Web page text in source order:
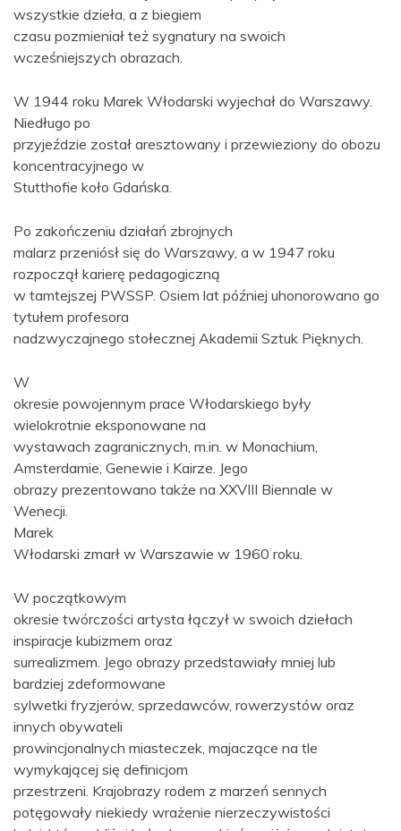
wszystkie dzieła, a z biegiem
czasu pozmieniał też sygnatury na swoich
wcześniejszych obrazach.
W 1944 roku Marek Włodarski wyjechał do Warszawy.
Niedługo po
przyjeździe został aresztowany i przewieziony do obozu
koncentracyjnego w
Stutthofie koło Gdańska.
Po zakończeniu działań zbrojnych
malarz przeniósł się do Warszawy, a w 1947 roku
rozpoczął karierę pedagogiczną
w tamtejszej PWSSP. Osiem lat później uhonorowano go
tytułem profesora
nadzwyczajnego stołecznej Akademii Sztuk Pięknych.
W
okresie powojennym prace Włodarskiego były
wielokrotnie eksponowane na
wystawach zagranicznych, m.in. w Monachium,
Amsterdamie, Genewie i Kairze. Jego
obrazy prezentowano także na XXVIII Biennale w
Wenecji.
Marek
Włodarski zmarł w Warszawie w 1960 roku.
W początkowym
okresie twórczości artysta łączył w swoich dziełach
inspiracje kubizmem oraz
surrealizmem. Jego obrazy przedstawiały mniej lub
bardziej zdeformowane
sylwetki fryzjerów, sprzedawców, rowerzystów oraz
innych obywateli
prowincjonalnych miasteczek, majaczące na tle
wymykającej się definicjom
przestrzeni. Krajobrazy rodem z marzeń sennych
potęgowały niekiedy wrażenie nierzeczywistości